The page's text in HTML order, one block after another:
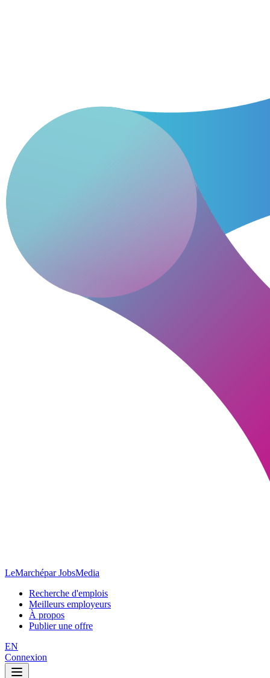
LeMarchépar JobsMedia
Recherche d'emplois
Meilleurs employeurs
À propos
Publier une offre
EN
Connexion